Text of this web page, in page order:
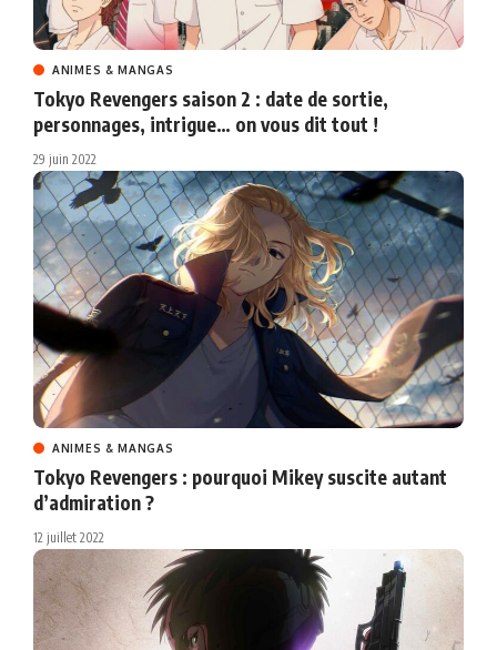
ANIMES & MANGAS
Tokyo Revengers saison 2 : date de sortie,
personnages, intrigue… on vous dit tout !
29 juin 2022
ANIMES & MANGAS
Tokyo Revengers : pourquoi Mikey suscite autant
d’admiration ?
12 juillet 2022